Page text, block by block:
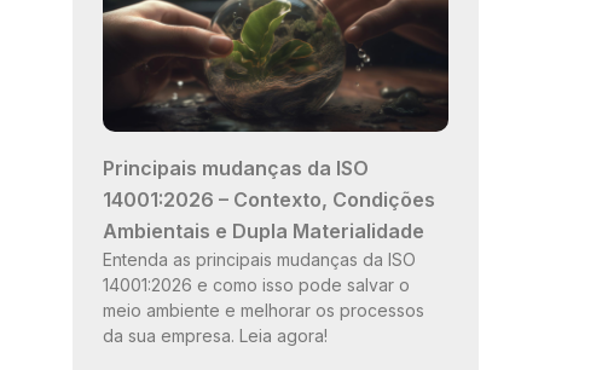
Principais mudanças da ISO
14001:2026 – Contexto, Condições
Ambientais e Dupla Materialidade
Entenda as principais mudanças da ISO
14001:2026 e como isso pode salvar o
meio ambiente e melhorar os processos
da sua empresa. Leia agora!